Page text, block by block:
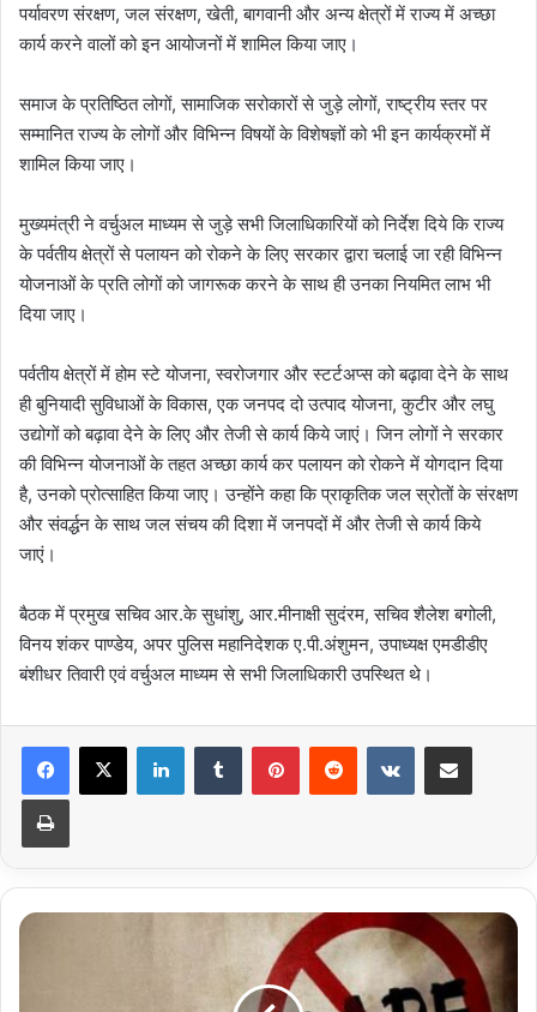
पर्यावरण संरक्षण, जल संरक्षण, खेती, बागवानी और अन्य क्षेत्रों में राज्य में अच्छा
कार्य करने वालों को इन आयोजनों में शामिल किया जाए।
समाज के प्रतिष्ठित लोगों, सामाजिक सरोकारों से जुड़े लोगों, राष्ट्रीय स्तर पर
सम्मानित राज्य के लोगों और विभिन्न विषयों के विशेषज्ञों को भी इन कार्यक्रमों में
शामिल किया जाए।
मुख्यमंत्री ने वर्चुअल माध्यम से जुड़े सभी जिलाधिकारियों को निर्देश दिये कि राज्य
के पर्वतीय क्षेत्रों से पलायन को रोकने के लिए सरकार द्वारा चलाई जा रही विभिन्न
योजनाओं के प्रति लोगों को जागरूक करने के साथ ही उनका नियमित लाभ भी
दिया जाए।
पर्वतीय क्षेत्रों में होम स्टे योजना, स्वरोजगार और स्टर्टअप्स को बढ़ावा देने के साथ
ही बुनियादी सुविधाओं के विकास, एक जनपद दो उत्पाद योजना, कुटीर और लघु
उद्योगों को बढ़ावा देने के लिए और तेजी से कार्य किये जाएं। जिन लोगों ने सरकार
की विभिन्न योजनाओं के तहत अच्छा कार्य कर पलायन को रोकने में योगदान दिया
है, उनको प्रोत्साहित किया जाए। उन्होंने कहा कि प्राकृतिक जल स्रोतों के संरक्षण
और संवर्द्धन के साथ जल संचय की दिशा में जनपदों में और तेजी से कार्य किये
जाएं।
बैठक में प्रमुख सचिव आर.के सुधांशु, आर.मीनाक्षी सुदंरम, सचिव शैलेश बगोली,
विनय शंकर पाण्डेय, अपर पुलिस महानिदेशक ए.पी.अंशुमन, उपाध्यक्ष एमडीडीए
बंशीधर तिवारी एवं वर्चुअल माध्यम से सभी जिलाधिकारी उपस्थित थे।
LinkedInTumblr PinterestReddit VKontakteShare via Email
Print
महिला